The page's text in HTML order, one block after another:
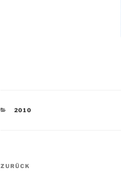
KATEGORIEN
2010
Beitragsnavigation
Vorheriger
ZURÜCK